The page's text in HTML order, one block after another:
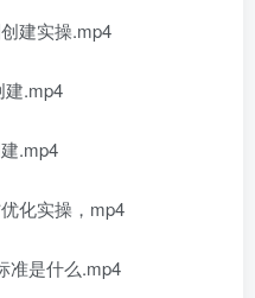
建实操.mp4
建.mp4
.mp4
化实操，mp4
准是什么.mp4